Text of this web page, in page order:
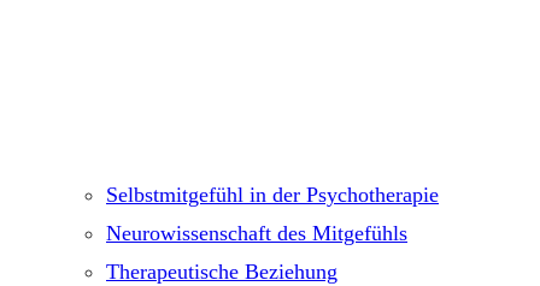
Selbstmitgefühl in der Psychotherapie
Neurowissenschaft des Mitgefühls
Therapeutische Beziehung